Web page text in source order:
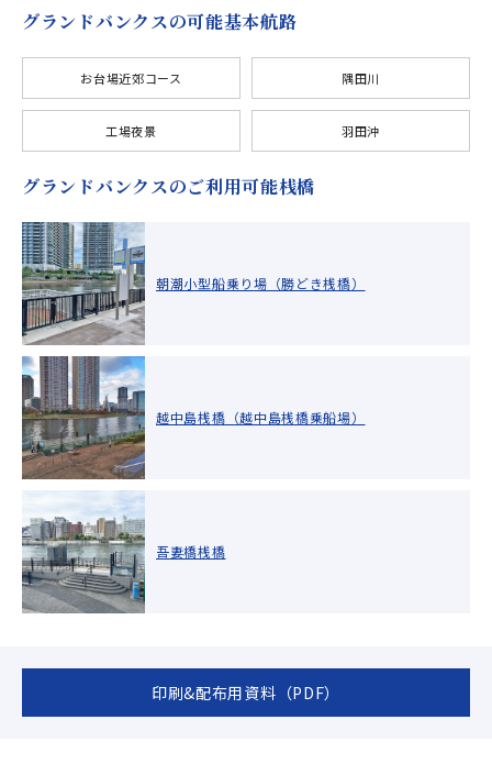
グランドバンクスの可能基本航路
お台場近郊コース 隅田川
工場夜景 羽田沖
グランドバンクスのご利用可能桟橋
朝潮小型船乗り場（勝どき桟橋）
越中島桟橋（越中島桟橋乗船場）
吾妻橋桟橋
印刷&配布用資料（PDF）